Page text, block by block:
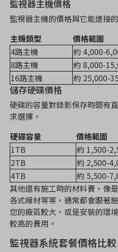
監視器主機價格
監視器主機的價格與它能連接
主機類型
價格範圍
4路主機
約 4,000-
8路主機
約 8,000-
16路主機
約 25,000-
儲存硬碟價格
硬碟的容量對錄影保存時間有
求選擇。
硬碟容量
價格範圍
1TB
約 1,500-
2TB
約 2,500-
4TB
約 5,500-
其他還有施工時的材料費，像
各式線材等等，通常都會跟著
您的廠區較大，或是安裝的環
較高的費用。
監視器系統套餐價格比較